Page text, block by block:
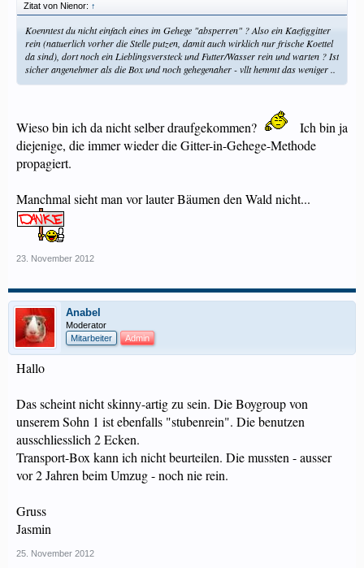
Zitat von Nienor: ↑
Koenntest du nicht einfach eines im Gehege "absperren" ? Also ein Kaefiggitter
rein (natuerlich vorher die Stelle putzen, damit auch wirklich nur frische Koettel
da sind), dort noch ein Lieblingsversteck und Futter/Wasser rein und warten ? Ist
sicher angenehmer als die Box und noch gehegenaher - vllt hemmt das weniger ..
Wieso bin ich da nicht selber draufgekommen?
Ich bin ja
diejenige, die immer wieder die Gitter-in-Gehege-Methode
propagiert.
Manchmal sieht man vor lauter Bäumen den Wald nicht...
23. November 2012
Anabel
Moderator
Mitarbeiter
Admin
Hallo
Das scheint nicht skinny-artig zu sein. Die Boygroup von
unserem Sohn 1 ist ebenfalls "stubenrein". Die benutzen
ausschliesslich 2 Ecken.
Transport-Box kann ich nicht beurteilen. Die mussten - ausser
vor 2 Jahren beim Umzug - noch nie rein.
Gruss
Jasmin
25. November 2012